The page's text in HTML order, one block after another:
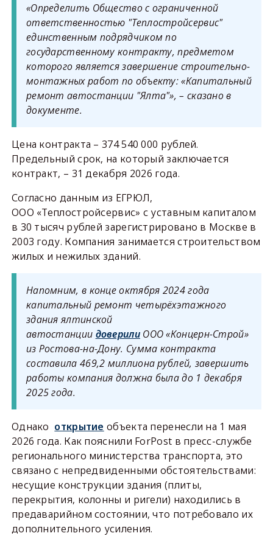
«Определить Общество с ограниченной
ответственностью "Теплостройсервис"
единственным подрядчиком по
государственному контракту, предметом
которого является завершение строительно-
монтажных работ по объекту: «Капитальный
ремонт автостанции "Ялта"», – сказано в
документе.
Цена контракта – 374 540 000 рублей.
Предельный срок, на который заключается
контракт, – 31 декабря 2026 года.
Согласно данным из ЕГРЮЛ,
ООО «Теплостройсервис» с уставным капиталом
в 30 тысяч рублей зарегистрировано в Москве в
2003 году. Компания занимается строительством
жилых и нежилых зданий.
Напомним, в конце октября 2024 года
капитальный ремонт четырёхэтажного
здания ялтинской
автостанции доверилиООО «Концерн-Строй»
из Ростова-на-Дону. Сумма контракта
составила 469,2 миллиона рублей, завершить
работы компания должна была до 1 декабря
2025 года.
Однако открытие объекта перенесли на 1 мая
2026 года. Как пояснили ForPost в пресс-службе
регионального министерства транспорта, это
связано с непредвиденными обстоятельствами:
несущие конструкции здания (плиты,
перекрытия, колонны и ригели) находились в
предаварийном состоянии, что потребовало их
дополнительного усиления.